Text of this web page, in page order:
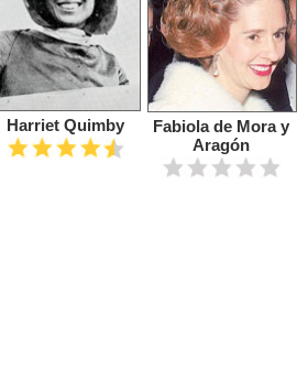
Harriet Quimby
Fabiola de Mora y
Aragón